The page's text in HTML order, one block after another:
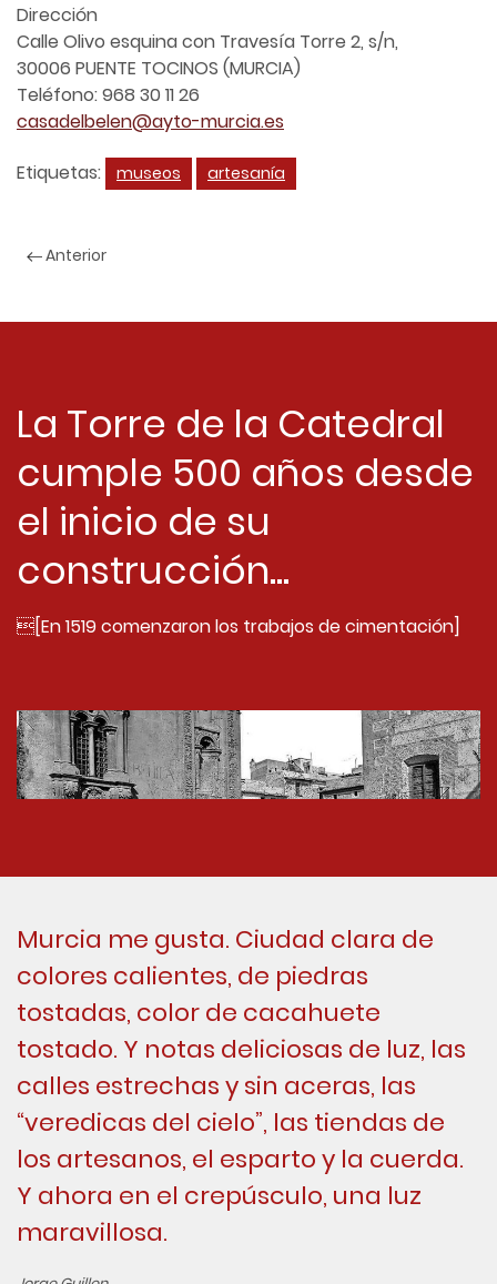
Dirección
Calle Olivo esquina con Travesía Torre 2, s/n,
30006 PUENTE TOCINOS (MURCIA)
Teléfono: 968 30 11 26
casadelbelen@ayto-murcia.es
Etiquetas:
museos artesanía
Anterior
La Torre de la Catedral
cumple 500 años desde
el inicio de su
construcción...
[En 1519 comenzaron los trabajos de cimentación]
Murcia me gusta. Ciudad clara de
colores calientes, de piedras
tostadas, color de cacahuete
tostado. Y notas deliciosas de luz, las
calles estrechas y sin aceras, las
“veredicas del cielo”, las tiendas de
los artesanos, el esparto y la cuerda.
Y ahora en el crepúsculo, una luz
maravillosa.